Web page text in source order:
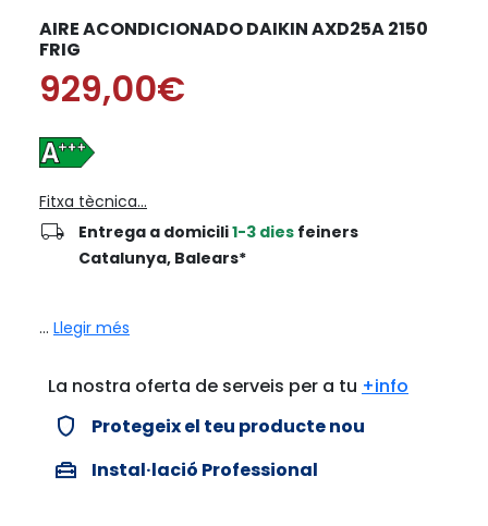
AIRE ACONDICIONADO DAIKIN AXD25A 2150
FRIG
929,00€
Fitxa tècnica...
local_shipping Entrega a domicili1-3 dies feiners
Catalunya, Balears*
... Llegir més
La nostra oferta de serveis per a tu +info
verified_user Protegeix el teu producte nou
home_repair_service Instal·lació Professional